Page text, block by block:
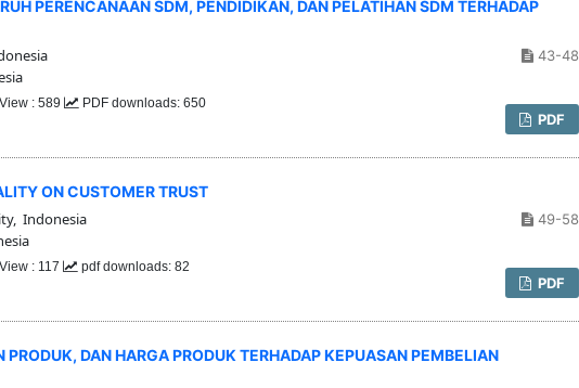
PERENCANAAN SDM, PENDIDIKAN, DAN PELATIHAN SDM TERHADAP
43-48
PDF
: 589 PDF downloads: 650
ON CUSTOMER TRUST
Indonesia
49-58
PDF
: 117 pdf downloads: 82
DAN HARGA PRODUK TERHADAP KEPUASAN PEMBELIAN